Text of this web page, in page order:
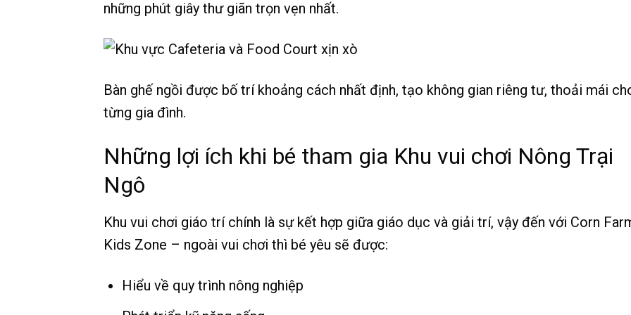
những phút giây thư giãn trọn vẹn nhất.
Bàn ghế ngồi được bố trí khoảng cách nhất định, tạo không gian riêng tư, thoải mái
từng gia đình.
Những lợi ích khi bé tham gia Khu vui chơi Nông Trại
Ngô
Khu vui chơi giáo trí chính là sự kết hợp giữa giáo dục và giải trí, vậy đến với Corn
Kids Zone – ngoài vui chơi thì bé yêu sẽ được:
Hiểu về quy trình nông nghiệp